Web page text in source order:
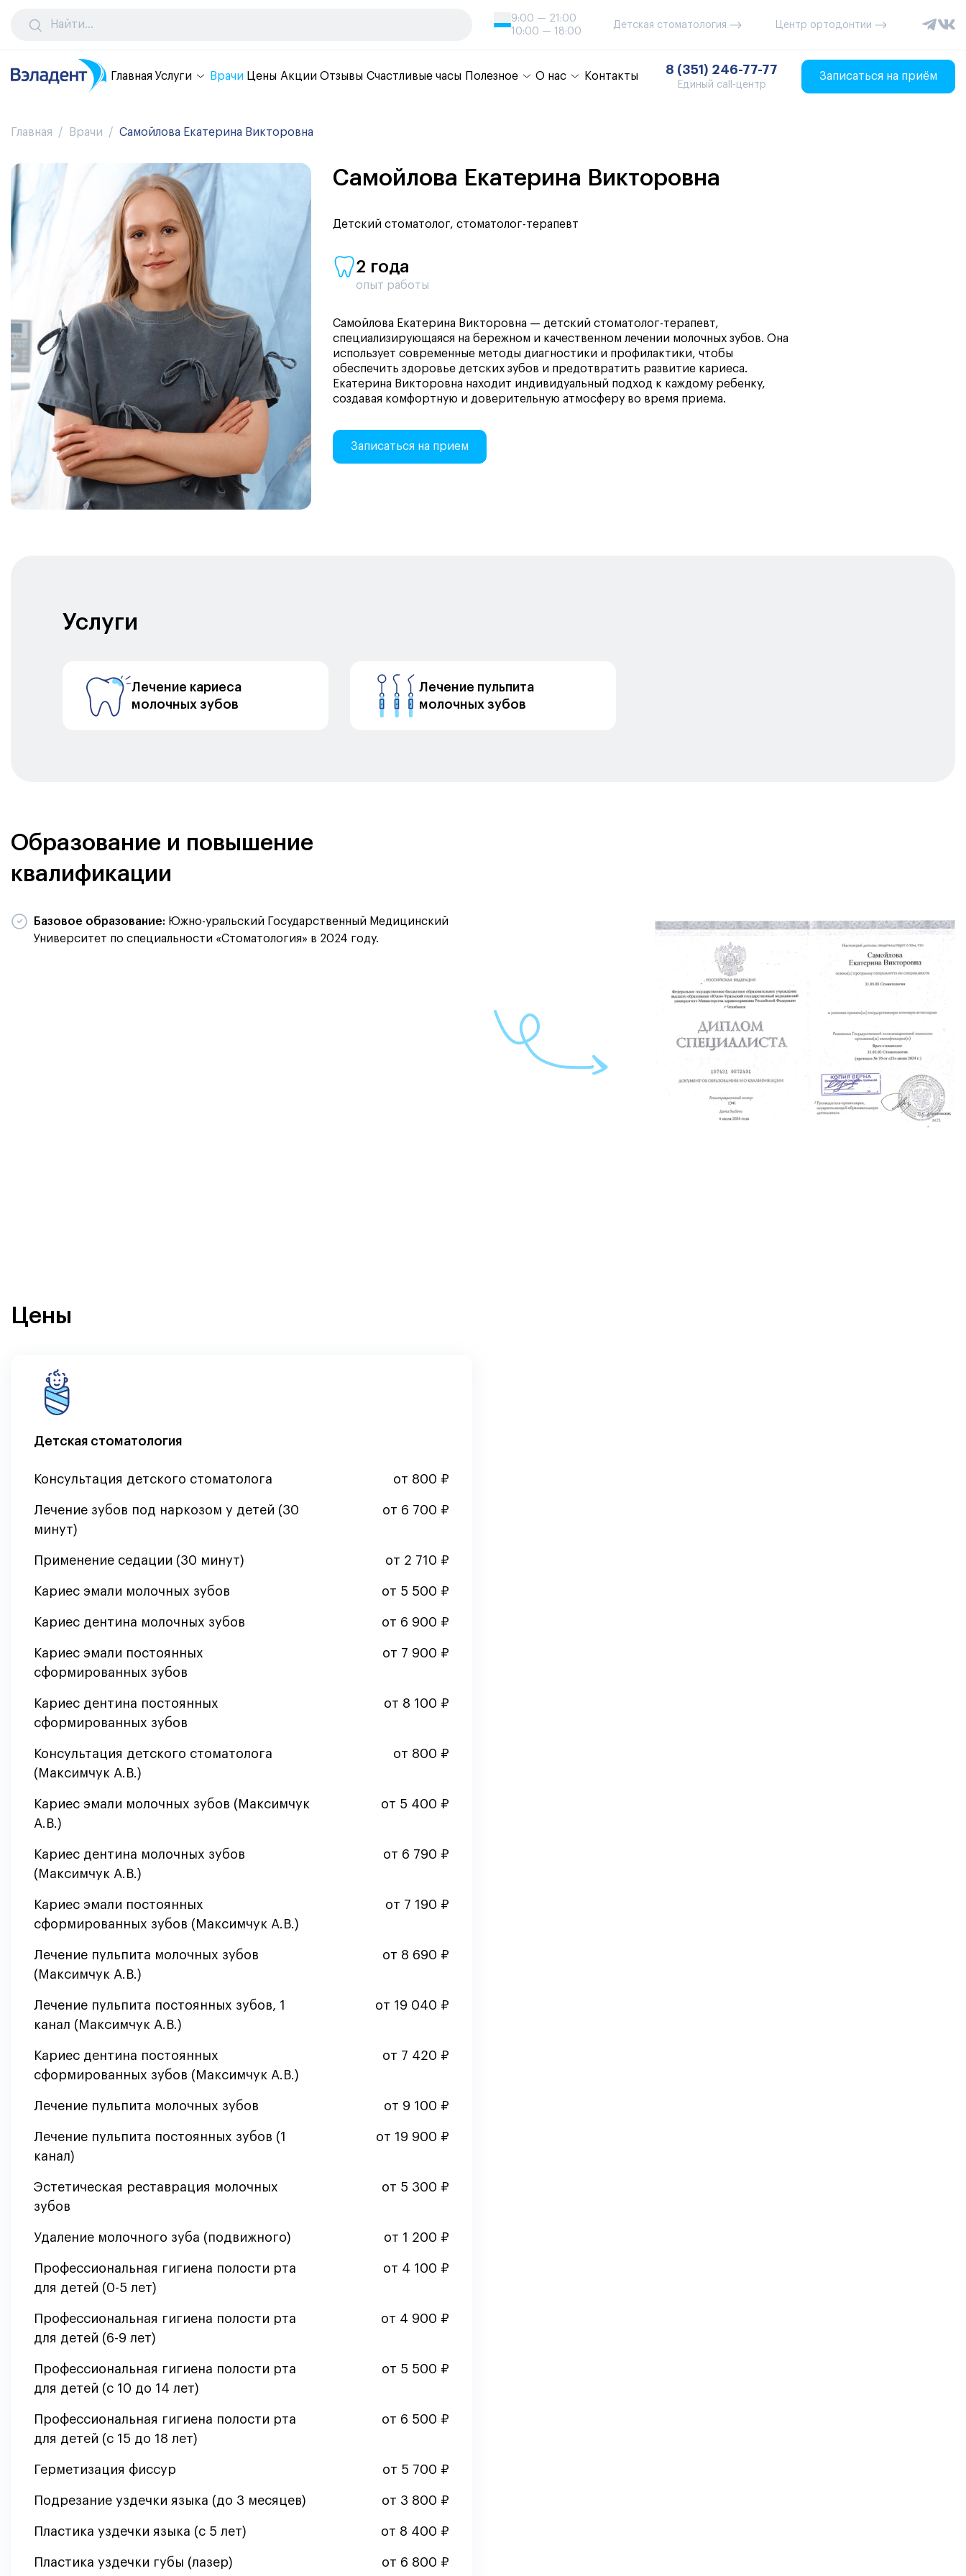
9:00 — 21:00
10:00 — 18:00
Детская стоматология Центр ортодонтии
Главная Услуги Врачи Цены Акции Отзывы Счастливые часы Полезное О нас Контакты 8 (351) 246-77-77
Единый call-центр
Записаться на приём
Главная Врачи Самойлова Екатерина Викторовна
Самойлова Екатерина Викторовна
Детский стоматолог, стоматолог-терапевт
2 года
опыт работы
Самойлова Екатерина Викторовна — детский стоматолог-терапевт,
специализирующаяся на бережном и качественном лечении молочных зубов. Она
использует современные методы диагностики и профилактики, чтобы
обеспечить здоровье детских зубов и предотвратить развитие кариеса.
Екатерина Викторовна находит индивидуальный подход к каждому ребенку,
создавая комфортную и доверительную атмосферу во время приема.
Записаться на прием
Услуги
Лечение кариеса
молочных зубов
Лечение пульпита
молочных зубов
Образование и повышение
квалификации
Базовое образование: Южно-уральский Государственный Медицинский
Университет по специальности «Стоматология» в 2024 году.
Цены
Детская стоматология
Консультация детского стоматолога от 800 ₽
Лечение зубов под наркозом у детей (30
минут)
от 6 700 ₽
Применение седации (30 минут) от 2 710 ₽
Кариес эмали молочных зубов от 5 500 ₽
Кариес дентина молочных зубов от 6 900 ₽
Кариес эмали постоянных
сформированных зубов
от 7 900 ₽
Кариес дентина постоянных
сформированных зубов
от 8 100 ₽
Консультация детского стоматолога
(Максимчук А.В.)
от 800 ₽
Кариес эмали молочных зубов (Максимчук
А.В.)
от 5 400 ₽
Кариес дентина молочных зубов
(Максимчук А.В.)
от 6 790 ₽
Кариес эмали постоянных
сформированных зубов (Максимчук А.В.)
от 7 190 ₽
Лечение пульпита молочных зубов
(Максимчук А.В.)
от 8 690 ₽
Лечение пульпита постоянных зубов, 1
канал (Максимчук А.В.)
от 19 040 ₽
Кариес дентина постоянных
сформированных зубов (Максимчук А.В.)
от 7 420 ₽
Лечение пульпита молочных зубов от 9 100 ₽
Лечение пульпита постоянных зубов (1
канал)
от 19 900 ₽
Эстетическая реставрация молочных
зубов
от 5 300 ₽
Удаление молочного зуба (подвижного) от 1 200 ₽
Профессиональная гигиена полости рта
для детей (0-5 лет)
от 4 100 ₽
Профессиональная гигиена полости рта
для детей (6-9 лет)
от 4 900 ₽
Профессиональная гигиена полости рта
для детей (с 10 до 14 лет)
от 5 500 ₽
Профессиональная гигиена полости рта
для детей (с 15 до 18 лет)
от 6 500 ₽
Герметизация фиссур от 5 700 ₽
Подрезание уздечки языка (до 3 месяцев) от 3 800 ₽
Пластика уздечки языка (с 5 лет) от 8 400 ₽
Пластика уздечки губы (лазер) от 6 800 ₽